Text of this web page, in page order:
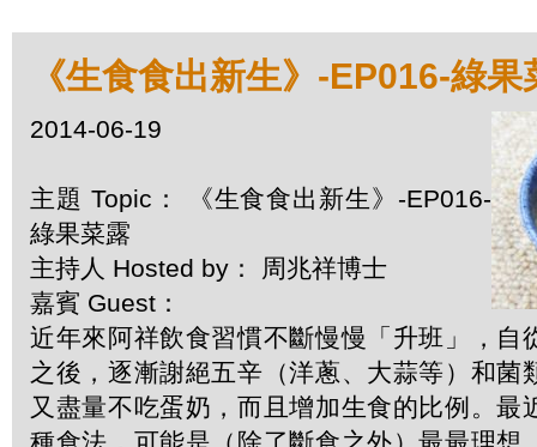
《生食食出新生》-EP016-綠果
2014-06-19
主題 Topic： 《生食食出新生》-EP016-
綠果菜露
主持人 Hosted by： 周兆祥博士
嘉賓 Guest：
近年來阿祥飲食習慣不斷慢慢「升班」，自
之後，逐漸謝絕五辛（洋蔥、大蒜等）和菌
又盡量不吃蛋奶，而且增加生食的比例。最